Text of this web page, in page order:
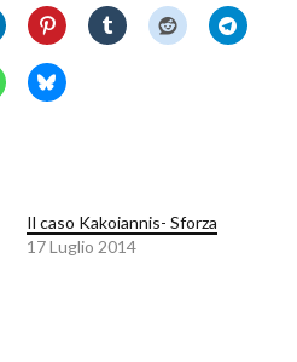
Il caso Kakoiannis- Sforza
17 Luglio 2014